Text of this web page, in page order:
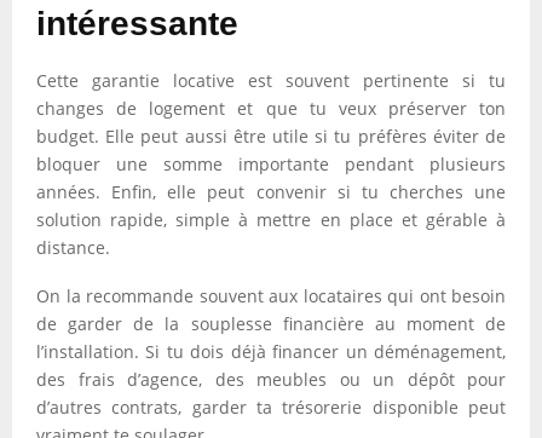
intéressante
Cette garantie locative est souvent pertinente si tu
changes de logement et que tu veux préserver ton
budget. Elle peut aussi être utile si tu préfères éviter de
bloquer une somme importante pendant plusieurs
années. Enfin, elle peut convenir si tu cherches une
solution rapide, simple à mettre en place et gérable à
distance.
On la recommande souvent aux locataires qui ont besoin
de garder de la souplesse financière au moment de
l’installation. Si tu dois déjà financer un déménagement,
des frais d’agence, des meubles ou un dépôt pour
d’autres contrats, garder ta trésorerie disponible peut